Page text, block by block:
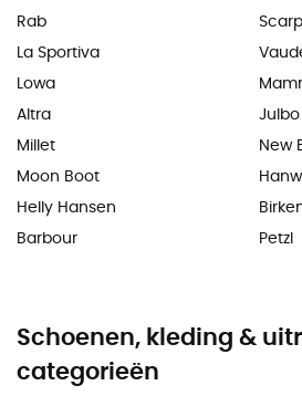
Rab
La Sportiva
Lowa
Altra
Millet
Moon Boot
Helly Hansen
Barbour
Julbo
New
Petzl
Schoenen, kleding &
categorieën